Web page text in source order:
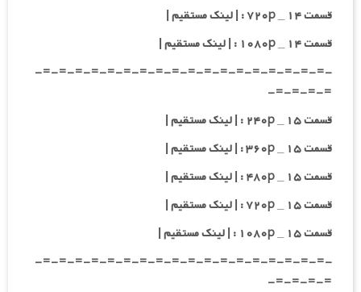
قسمت ۱۴ _ ۷۲۰p : | لینک مستقیم |
قسمت ۱۴ _ ۱۰۸۰p : | لینک مستقیم |
-=-=-=-=-=-=-=-=-=-=-=-=-=-=-=-=-=-=-
=-=-=-=-
قسمت ۱۵ _ ۲۴۰p : | لینک مستقیم |
قسمت ۱۵ _ ۳۶۰p : | لینک مستقیم |
قسمت ۱۵ _ ۴۸۰p : | لینک مستقیم |
قسمت ۱۵ _ ۷۲۰p : | لینک مستقیم |
قسمت ۱۵ _ ۱۰۸۰p : | لینک مستقیم |
-=-=-=-=-=-=-=-=-=-=-=-=-=-=-=-=-=-=-
=-=-=-=-